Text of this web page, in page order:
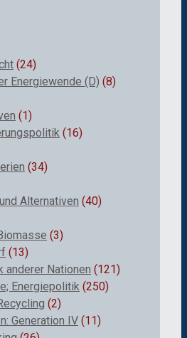
(24)
Energiewende (D) (8)
(1)
(16)
(34)
Alternativen (40)
(3)
(13)
anderer Nationen (121)
Energiepolitik (250)
(2)
Generation IV (11)